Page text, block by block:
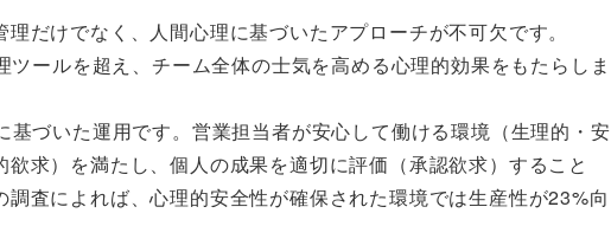
だけでなく、人間心理に基づいたアプローチが不可欠です。
ールを超え、チーム全体の士気を高める心理的効果をもたらしま
づいた運用です。営業担当者が安心して働ける環境（生理的・安
求）を満たし、個人の成果を適切に評価（承認欲求）すること
査によれば、心理的安全性が確保された環境では生産性が23%向